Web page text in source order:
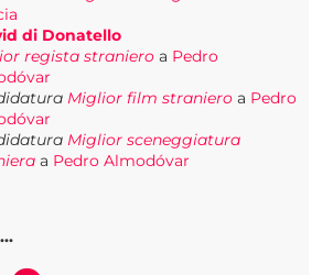
di Donatello
regista straniero a Pedro
Miglior film straniero a Pedro
Miglior sceneggiatura
a Pedro Almodóvar